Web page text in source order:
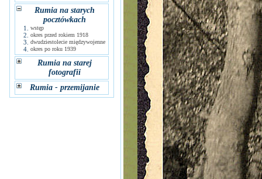
Rumia na starych
pocztówkach
1. wstęp
2. okres przed rokiem 1918
3. dwudziestolecie międzywojenne
4. okres po roku 1939
Rumia na starej
fotografii
Rumia - przemijanie